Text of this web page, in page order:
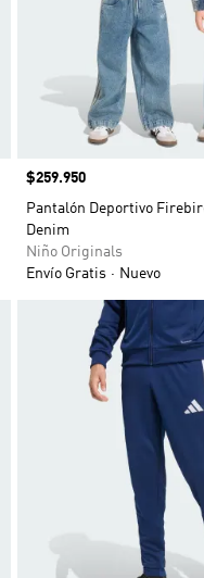
Precio
$259.950
Pantalón Deportivo
Denim
Niño Originals
Envío Gratis
Nuevo
Añadir a la lista de deseos